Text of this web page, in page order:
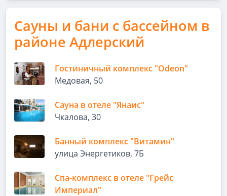
Сауны и бани с бассейном в
районе Адлерский
Гостиничный комплекс "Odeon"
Медовая, 50
Сауна в отеле "Янаис"
Чкалова, 30
Банный комплекс "Витамин"
улица Энергетиков, 7Б
Спа-комплекс в отеле "Грейс
Империал"